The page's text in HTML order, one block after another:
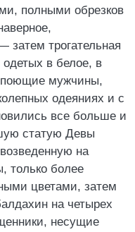
полными обрезков
затем трогательная
одетых в белое, в
поющие мужчины,
одеяниях и с
все больше и
статую Девы
на
только более
цветами, затем
на четырех
несущие